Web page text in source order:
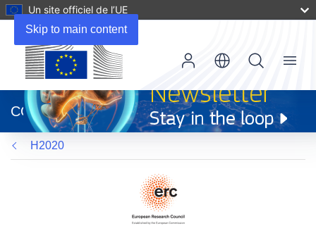
Skip to main content
Un site officiel de l’UE
dans
une
nouvelle
fenêtre)
CORDIS
Menu
H2020